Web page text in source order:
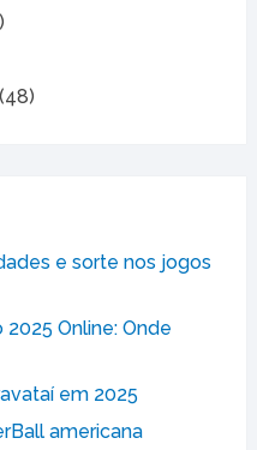
(48)
e sorte nos jogos
Online: Onde
em 2025
americana